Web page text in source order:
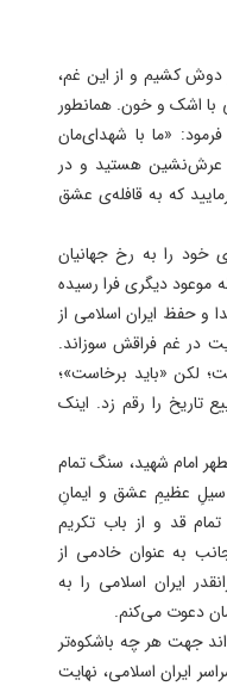
دوش کشیم و از این غم،
با اشک و خون. همانطور
«ما با شهدای‌مان
عرش‌نشین هستید و در
که به قافله‌ی عشق
را به رخ جهانیان
موعود دیگری فرا رسیده
و حفظ ایران اسلامی از
در غم فراقش سوزاند.
لکن «باید برخاست»؛
را رقم زد. اینک
امام شهید، سنگ تمام
سیلِ عظیمِ عشق و ایمانِ
قد و از باب تکریم
به عنوان خادمی از
ایران اسلامی را به
دعوت می‌کنم.
جهت هر چه باشکوه‌تر
ایران اسلامی، نهایت